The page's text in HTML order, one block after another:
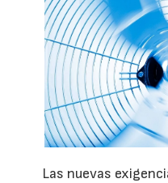
Las nuevas